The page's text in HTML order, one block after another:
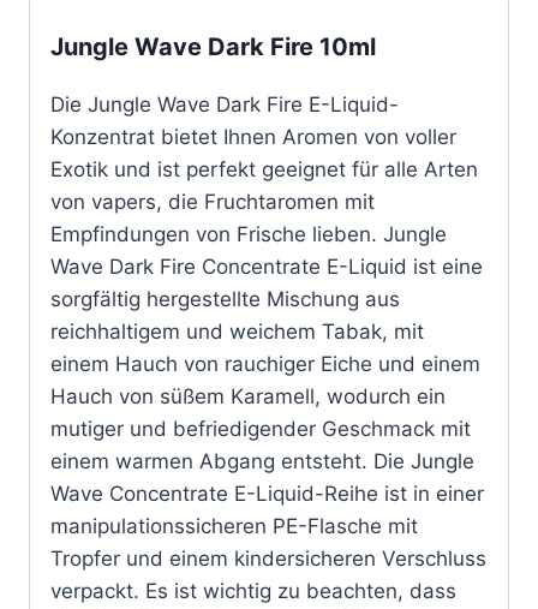
Jungle Wave Dark Fire 10ml
Die Jungle Wave Dark Fire E-Liquid-
Konzentrat bietet Ihnen Aromen von voller
Exotik und ist perfekt geeignet für alle Arten
von vapers, die Fruchtaromen mit
Empfindungen von Frische lieben. Jungle
Wave Dark Fire Concentrate E-Liquid ist eine
sorgfältig hergestellte Mischung aus
reichhaltigem und weichem Tabak, mit
einem Hauch von rauchiger Eiche und einem
Hauch von süßem Karamell, wodurch ein
mutiger und befriedigender Geschmack mit
einem warmen Abgang entsteht. Die Jungle
Wave Concentrate E-Liquid-Reihe ist in einer
manipulationssicheren PE-Flasche mit
Tropfer und einem kindersicheren Verschluss
verpackt. Es ist wichtig zu beachten, dass